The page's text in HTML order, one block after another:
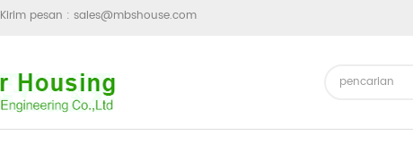
Kirim pesan : sales@mbshouse.com